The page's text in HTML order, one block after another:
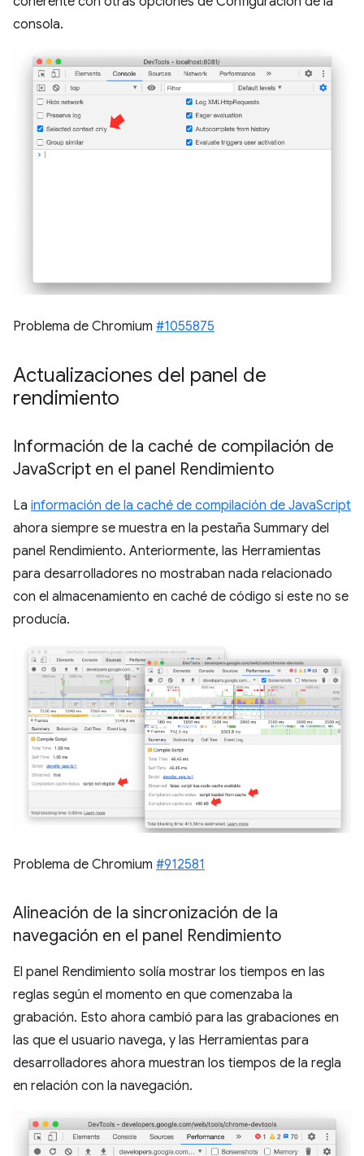
consola.
Problema de Chromium #1055875
Actualizaciones del panel de
rendimiento
Información de la caché de compilación de
JavaScript en el panel Rendimiento
La información de la caché de compilación de JavaScript
ahora siempre se muestra en la pestaña Summary del
panel Rendimiento. Anteriormente, las Herramientas
para desarrolladores no mostraban nada relacionado
con el almacenamiento en caché de código si este no se
producía.
Problema de Chromium #912581
Alineación de la sincronización de la
navegación en el panel Rendimiento
El panel Rendimiento solía mostrar los tiempos en las
reglas según el momento en que comenzaba la
grabación. Esto ahora cambió para las grabaciones en
las que el usuario navega, y las Herramientas para
desarrolladores ahora muestran los tiempos de la regla
en relación con la navegación.